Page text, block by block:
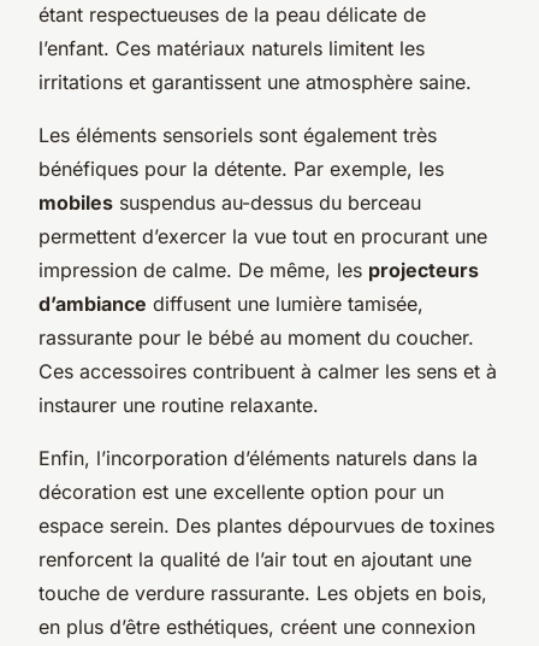
étant respectueuses de la peau délicate de
l’enfant. Ces matériaux naturels limitent les
irritations et garantissent une atmosphère saine.
Les éléments sensoriels sont également très
bénéfiques pour la détente. Par exemple, les
mobiles suspendus au-dessus du berceau
permettent d’exercer la vue tout en procurant une
impression de calme. De même, les projecteurs
d’ambiance diffusent une lumière tamisée,
rassurante pour le bébé au moment du coucher.
Ces accessoires contribuent à calmer les sens et à
instaurer une routine relaxante.
Enfin, l’incorporation d’éléments naturels dans la
décoration est une excellente option pour un
espace serein. Des plantes dépourvues de toxines
renforcent la qualité de l’air tout en ajoutant une
touche de verdure rassurante. Les objets en bois,
en plus d’être esthétiques, créent une connexion